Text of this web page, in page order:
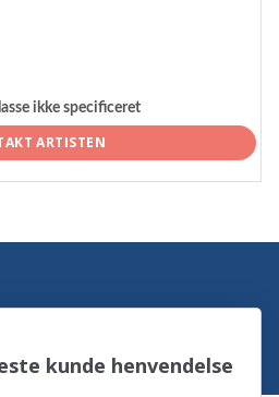
ikke specificeret
ARTISTEN
kunde henvendelse